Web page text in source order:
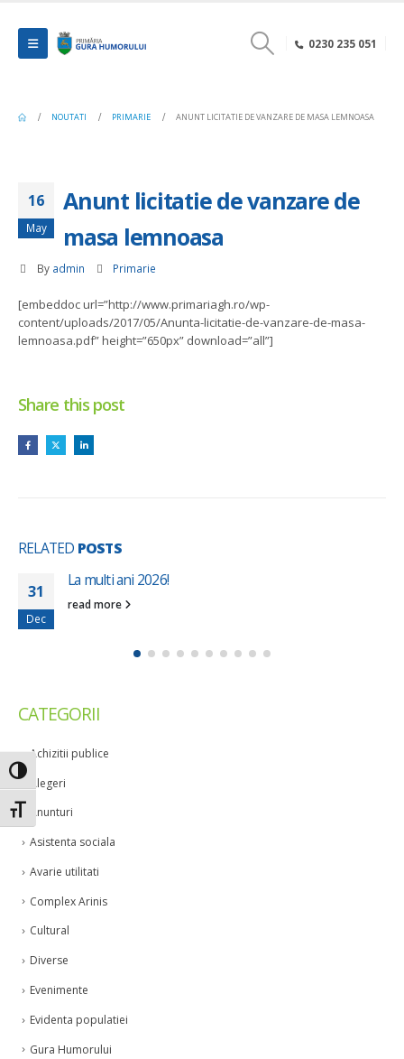
Toggle High Contrast
Toggle Font size
0230 235 051
NOUTATI PRIMARIE ANUNT LICITATIE DE VANZARE DE MASA LEMNOASA
16
May
Anunt licitatie de vanzare de
masa lemnoasa
By admin Primarie
[embeddoc url=”http://www.primariagh.ro/wp-
content/uploads/2017/05/Anunta-licitatie-de-vanzare-de-masa-
lemnoasa.pdf” height=”650px” download=”all”]
Share this post
RELATED POSTS
31
Dec
La multi ani 2026!
read more
CATEGORII
Achizitii publice
Alegeri
Anunturi
Asistenta sociala
Avarie utilitati
Complex Arinis
Cultural
Diverse
Evenimente
Evidenta populatiei
Gura Humorului